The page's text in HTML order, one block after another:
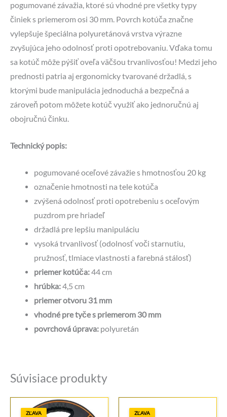
pogumované závažia, ktoré sú vhodné pre všetky typy
činiek s priemerom osi 30 mm. Povrch kotúča značne
vylepšuje špeciálna polyuretánová vrstva výrazne
zvyšujúca jeho odolnosť proti opotrebovaniu. Vďaka tomu
sa kotúč môže pýšiť oveľa väčšou trvanlivosťou! Medzi jeho
prednosti patria aj ergonomicky tvarované držadlá, s
ktorými bude manipulácia jednoduchá a bezpečná a
zároveň potom môžete kotúč využiť ako jednoručnú aj
obojručnú činku.
Technický popis:
pogumované oceľové závažie s hmotnosťou 20 kg
označenie hmotnosti na tele kotúča
zvýšená odolnosť proti opotrebeniu s oceľovým
puzdrom pre hriadeľ
držadlá pre lepšiu manipuláciu
vysoká trvanlivosť (odolnosť voči starnutiu,
pružnosť, tlmiace vlastnosti a farebná stálosť)
priemer kotúča:44 cm
hrúbka:4,5 cm
priemer otvoru 31 mm
vhodné pre tyče s priemerom 30 mm
povrchová úprava:polyuretán
Súvisiace produkty
ZĽAVA ZĽAVA